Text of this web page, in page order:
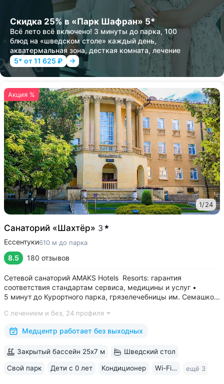
Скидка 25% в «Парк Шафран» 5*
Всё лето всё включено! 3 минуты до парка, 100
блюд на «шведском столе» каждый день,
акватермальная зона, десткая комната, лечение
5* от 11 625 ₽
Акция %
1/24
Санаторий «Шахтёр» 3
Ессентуки610 м до парка
8.5 180 отзывов
Сетевой санаторий AMAKS Hotels Resorts: гарантия
соответствия стандартам сервиса, медицины и услуг •
5 минут до Курортного парка, грязелечебницы им. Семашко,
водой Ессентуки № 4 и № 17 • Главный корпус
«Центральный» — историческое здание...
С лечением и без, 24 профиля
Медцентр работает без выходных
Закрытый бассейн 25х7 м Шведский стол
Свой парк Дети с 0 лет Кондиционер Wi-Fi в номерах ещё 3